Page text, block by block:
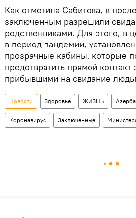
Как отметила Сабитова, в
заключенным разрешили
родственниками. Для этого, в
в период пандемии,
прозрачные кабины, которые
предотвратить прямой
прибывшими на свидание
Новости Здоровье ЖИЗНЬ
Коронавирус Заключенные